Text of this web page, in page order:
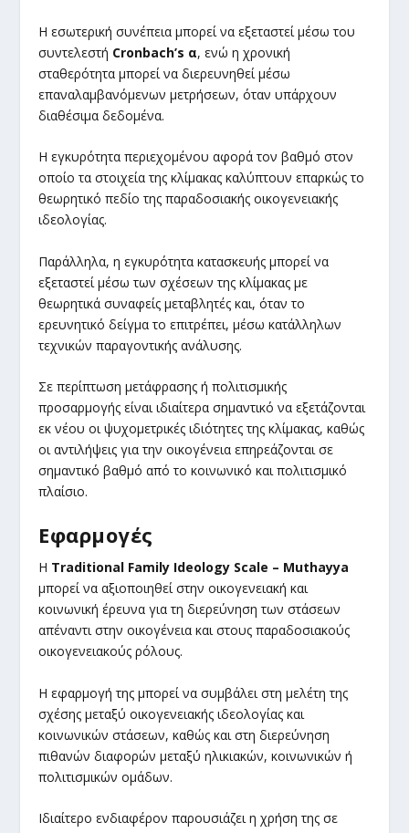
Η εσωτερική συνέπεια μπορεί να εξεταστεί μέσω του
συντελεστή Cronbach’s α, ενώ η χρονική
σταθερότητα μπορεί να διερευνηθεί μέσω
επαναλαμβανόμενων μετρήσεων, όταν υπάρχουν
διαθέσιμα δεδομένα.
Η εγκυρότητα περιεχομένου αφορά τον βαθμό στον
οποίο τα στοιχεία της κλίμακας καλύπτουν επαρκώς το
θεωρητικό πεδίο της παραδοσιακής οικογενειακής
ιδεολογίας.
Παράλληλα, η εγκυρότητα κατασκευής μπορεί να
εξεταστεί μέσω των σχέσεων της κλίμακας με
θεωρητικά συναφείς μεταβλητές και, όταν το
ερευνητικό δείγμα το επιτρέπει, μέσω κατάλληλων
τεχνικών παραγοντικής ανάλυσης.
Σε περίπτωση μετάφρασης ή πολιτισμικής
προσαρμογής είναι ιδιαίτερα σημαντικό να εξετάζονται
εκ νέου οι ψυχομετρικές ιδιότητες της κλίμακας, καθώς
οι αντιλήψεις για την οικογένεια επηρεάζονται σε
σημαντικό βαθμό από το κοινωνικό και πολιτισμικό
πλαίσιο.
Εφαρμογές
Η Traditional Family Ideology Scale – Muthayya
μπορεί να αξιοποιηθεί στην οικογενειακή και
κοινωνική έρευνα για τη διερεύνηση των στάσεων
απέναντι στην οικογένεια και στους παραδοσιακούς
οικογενειακούς ρόλους.
Η εφαρμογή της μπορεί να συμβάλει στη μελέτη της
σχέσης μεταξύ οικογενειακής ιδεολογίας και
κοινωνικών στάσεων, καθώς και στη διερεύνηση
πιθανών διαφορών μεταξύ ηλικιακών, κοινωνικών ή
πολιτισμικών ομάδων.
Ιδιαίτερο ενδιαφέρον παρουσιάζει η χρήση της σε